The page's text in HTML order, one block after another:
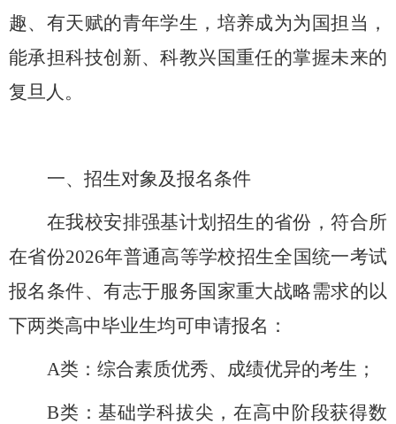
趣、有天赋的青年学生，培养成为为国担当，
能承担科技创新、科教兴国重任的掌握未来的
复旦人。
一、招生对象及报名条件
在我校安排强基计划招生的省份，符合所
在省份2026年普通高等学校招生全国统一考试
报名条件、有志于服务国家重大战略需求的以
下两类高中毕业生均可申请报名：
A类：综合素质优秀、成绩优异的考生；
B类：基础学科拔尖，在高中阶段获得数